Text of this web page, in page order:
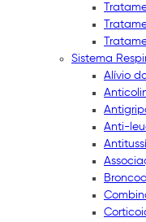
Sistema
Alívio
Anti-